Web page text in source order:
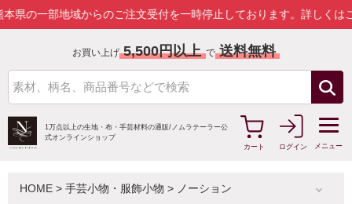
域からのご注文受付を一時停止しております。詳しくはこちら
お買い上げ 5,500円以上 で 送料無料
1万点以上の生地・布・手芸材料の通販/ ノムラテーラー公
式オンラインショップ
カート
ログイン メニュー
HOME > 手芸小物・服飾小物 > ノーション